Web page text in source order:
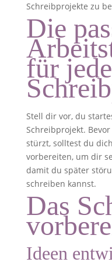
Schreibprojekte zu
Die
für jede
Stell dir vor, du
Schreibprojekt.
stürzt, solltest du
vorbereiten, um dir
damit du später
schreiben kannst.
Das
Ideen